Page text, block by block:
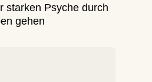
starken Psyche durch
gehen